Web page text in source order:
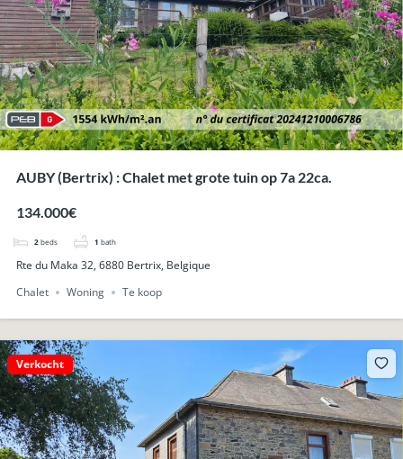
AUBY (Bertrix) : Chalet met grote tuin op 7a 22ca.
134.000€
2 beds 1 bath
Rte du Maka 32, 6880 Bertrix, Belgique
Chalet
Woning Te koop
Verkocht